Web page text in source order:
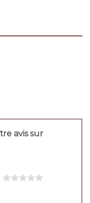
avis sur